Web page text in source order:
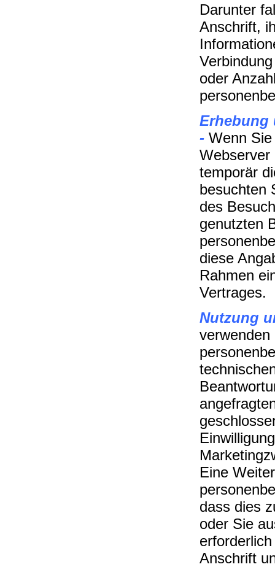
Darunter
Anschrift,
oder
Erhebung
- Wenn
Webserver
temporär
besuchten
des
genutzten
diese
Rahmen
Vertrages.
Nutzung
verwenden
Eine
dass dies
oder Sie
Anschrift